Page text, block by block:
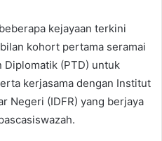
kejayaan terkini
kohort pertama seramai
Diplomatik (PTD) untuk
kerjasama dengan Institut
Negeri (IDFR) yang berjaya